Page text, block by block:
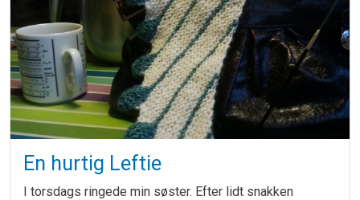
En hurtig Leftie
I torsdags ringede min søster. Efter lidt snakken